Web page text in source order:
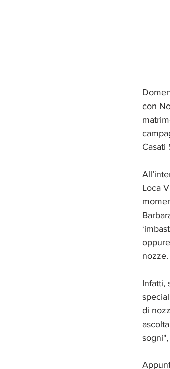
con
Casati
Loca
nozze.
Infatti,
di